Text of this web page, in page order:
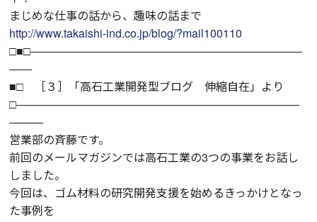
まじめな仕事の話から、趣味の話まで
http://www.takaishi-ind.co.jp/blog/?mail100110
□■□――――――――――――――――――――――――
――
■□ ［３］「高石工業開発型ブログ 伸縮自在」より
□―――――――――――――――――――――――――
―――
営業部の斉藤です。
前回のメールマガジンでは高石工業の3つの事業をお話し
しました。
今回は、ゴム材料の研究開発支援を始めるきっかけとなっ
た事例を